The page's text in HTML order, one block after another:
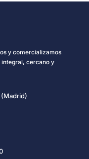
y comercializamos
cercano y